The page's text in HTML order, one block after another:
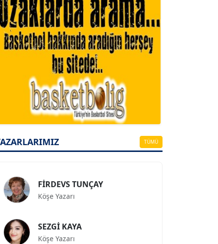
TÜMÜ
A. BAHRİ VRESKALA
Köşe Yazarı
Köşe Yazarı
Köşe Yazarı
Köşe Yazarı